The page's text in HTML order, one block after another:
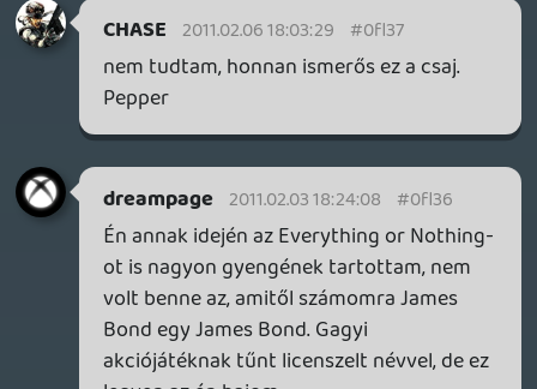
sQr
Nagyszerű podcast volt. Nagyon
témákhoz érdemben nem is tudnék
a XIII, mint első "normális" Final Fantasyja
egy nagyszerű élmény az első perctől, így
tény, hogy inkább csak a sztori visz előre
és a kedvelt karakterek sorsa. Minden
esetre én belehabarodtam... Talán csak
mert újszülöttnek minden vicc... vagy mert
nem játszottam igazán jó FF epizóddal. Ki
tudja.
ölyv 2011.02.03 00:51:14 #0fl34